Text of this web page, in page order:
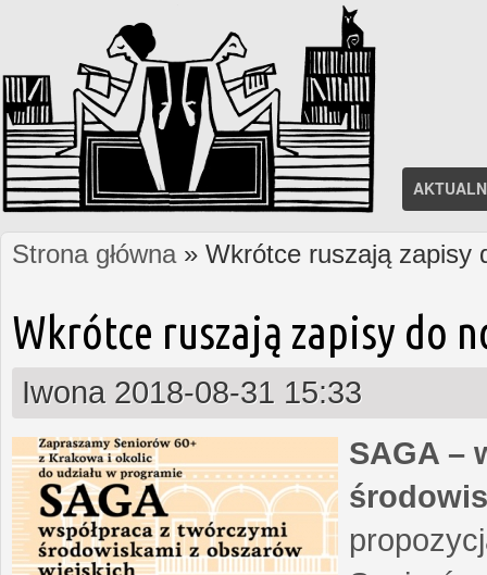
Jesteś tutaj
Strona główna» Wkrótce ruszają zapisy
Wkrótce ruszają zapisy do
Iwona 2018-08-31 15:33
SAGA –